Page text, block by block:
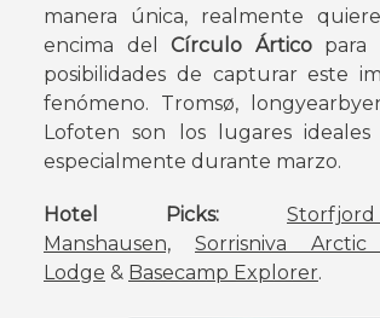
manera única, realmente
encima del Círculo Árticopara
posibilidades de capturar este
fenómeno. Tromsø,
Lofoten son los lugares ideales
especialmente durante marzo.
Hotel Picks:
Manshausen,
Sorrisniva Arctic
Lodge & Basecamp Explorer.